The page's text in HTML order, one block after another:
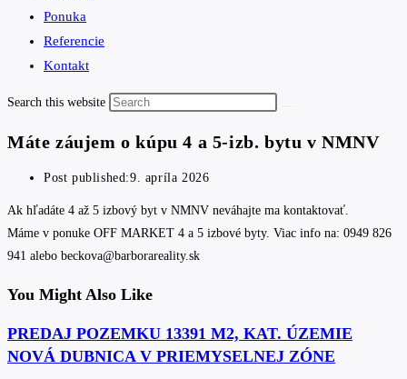
Ponuka
Referencie
Kontakt
Search this website
Máte záujem o kúpu 4 a 5-izb. bytu v NMNV
Post published:9. apríla 2026
Ak hľadáte 4 až 5 izbový byt v NMNV neváhajte ma kontaktovať.
Máme v ponuke OFF MARKET 4 a 5 izbové byty. Viac info na: 0949 826
941 alebo beckova@barborareality.sk
You Might Also Like
PREDAJ POZEMKU 13391 M2, KAT. ÚZEMIE
NOVÁ DUBNICA V PRIEMYSELNEJ ZÓNE